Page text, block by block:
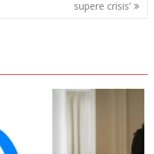
supere crisis’